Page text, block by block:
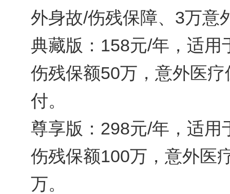
外身故/伤残保障、3万意
典藏版：158元/年，适用
伤残保额50万，意外医
付。
尊享版：298元/年，适用
伤残保额100万，意外医
万。